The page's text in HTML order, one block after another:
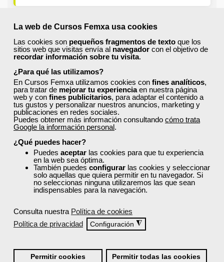
La web de Cursos Femxa usa cookies
Las cookies son pequeños fragmentos de texto que los
sitios web que visitas envía al navegador con el objetivo de
recordar información sobre tu visita.
¿Para qué las utilizamos?
En Cursos Femxa utilizamos cookies con fines analíticos,
para tratar de mejorar tu experienciaen nuestra página
web y con fines publicitarios, para adaptar el contenido a
tus gustos y personalizar nuestros anuncios, marketing y
publicaciones en redes sociales.
Puedes obtener más información consultando cómo trata
Google la información personal.
¿Qué puedes hacer?
Puedes aceptar las cookies para que tu experiencia
en la web sea óptima.
También puedes configurar las cookies y seleccionar
solo aquellas que quiera permitir en tu navegador. Si
no seleccionas ninguna utilizaremos las que sean
indispensables para la navegación.
Consulta nuestra Política de cookies
Política de privacidad
Configuración ◮
Permitir cookies Permitir todas las cookies
¿Los cursos de Femxa son prácticos y tienen
¿Qué ofrece Femxa al alumno una vez
finaliza su formación?
¿Recibiré un certificado al finalizar un curso
gratuito?
Inicia sesión:
sesión con Facebook, Google o LinkedIn: